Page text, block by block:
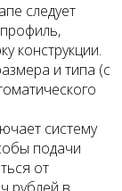
следует
конструкции.
и типа (с
систему
подачи
от